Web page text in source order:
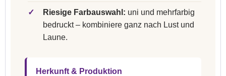
✓ Riesige Farbauswahl: uni und mehrfarbig
bedruckt – kombiniere ganz nach Lust und
Laune.
Herkunft & Produktion